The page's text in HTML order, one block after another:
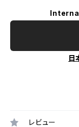
日
レビュー